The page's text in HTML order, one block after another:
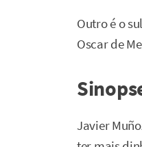
Outro é o
Oscar de
Javier